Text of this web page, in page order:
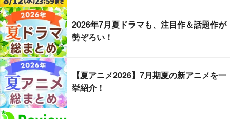
2026年7月夏ドラマも、注目作＆話題作が
勢ぞろい！
【夏アニメ2026】7月期夏の新アニメを一
挙紹介！